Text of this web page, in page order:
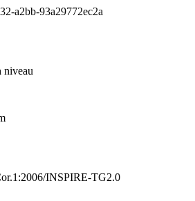
a2bb-93a29772ec2a
niveau
INSPIRE-TG2.0